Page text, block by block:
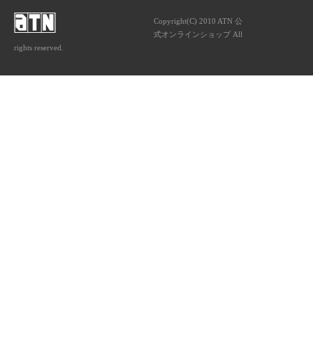
Copyright(C) 2010 ATN 公
式オンラインショップ All
rights reserved.